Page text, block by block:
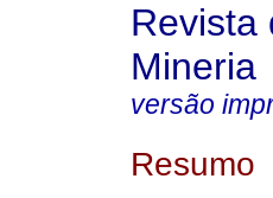
Revista
Mineria
versão
Resumo